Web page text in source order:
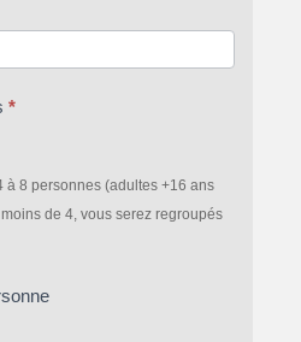
*
à 8 personnes (adultes +16 ans
de 4, vous serez regroupés